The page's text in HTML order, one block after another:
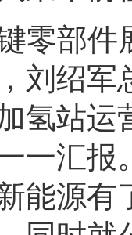
零部件
刘绍军
氢站运
一汇报
能源有